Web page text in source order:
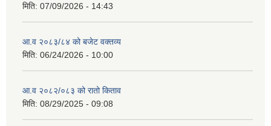
मिति: 07/09/2026 - 14:43
आ.व २०८३/८४ को बजेट वक्तव्य
मिति: 06/24/2026 - 10:00
आ.व २०८२/०८३ को रातो किताव
मिति: 08/29/2025 - 09:08